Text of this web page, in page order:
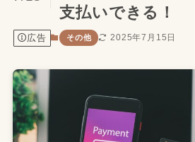
支払いできる！
広告 その他 2025年7月15日